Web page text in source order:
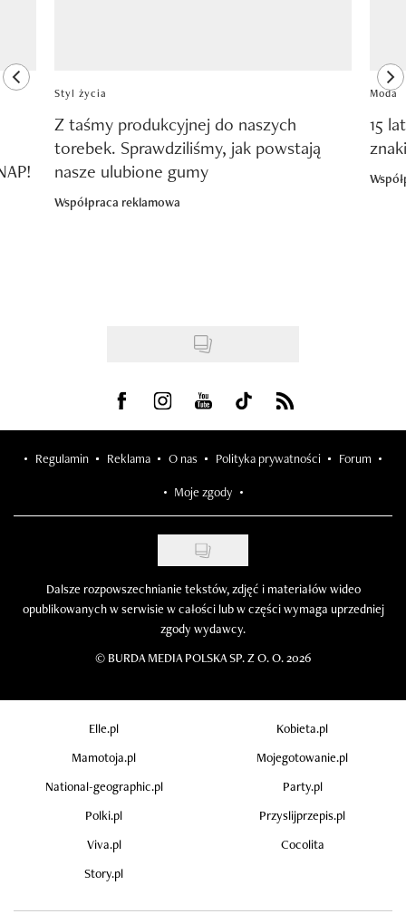
previous element
Styl życia
Z taśmy produkcyjnej do naszych
torebek. Sprawdziliśmy, jak powstają
nasze ulubione gumy
Współpraca reklamowa
Moda
15
Visit us on Facebook
Visit us on Instagram
Visit us on Youtube
Visit us on Tiktok
Visit us on Rss
Regulamin Reklama O nas Polityka prywatności Forum
Moje zgody
Dalsze rozpowszechnianie tekstów, zdjęć i materiałów wideo
opublikowanych w serwisie w całości lub w części wymaga uprzedniej
zgody wydawcy.
© BURDA MEDIA POLSKA SP. Z O. O. 2026
Elle.pl
Kobieta.pl
Mamotoja.pl
Mojegotowanie.pl
National-geographic.pl
Party.pl
Polki.pl
Przyslijprzepis.pl
Viva.pl
Cocolita
Story.pl